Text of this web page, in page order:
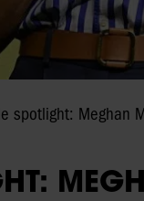
spotlight: Meghan